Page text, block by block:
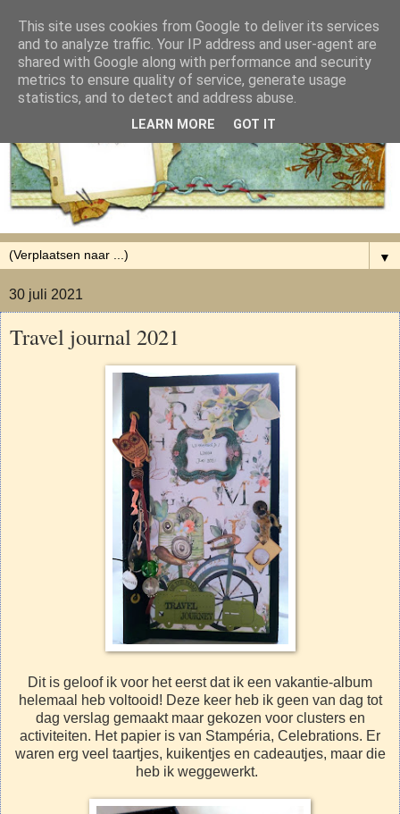
▼
30 juli 2021
Travel journal 2021
Dit is geloof ik voor het eerst dat ik een vakantie-album
helemaal heb voltooid! Deze keer heb ik geen van dag tot
dag verslag gemaakt maar gekozen voor clusters en
activiteiten. Het papier is van Stampéria, Celebrations. Er
waren erg veel taartjes, kuikentjes en cadeautjes, maar die
heb ik weggewerkt.
This site uses cookies from Google to deliver its services
and to analyze traffic. Your IP address and user-agent are
shared with Google along with performance and security
metrics to ensure quality of service, generate usage
statistics, and to detect and address abuse.
LEARN MORE GOT IT